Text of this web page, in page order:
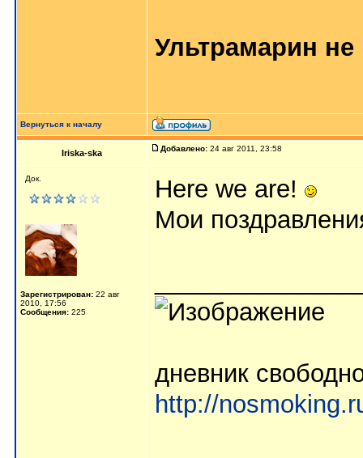
Ультрамарин не
Вернуться к началу
Iriska-ska Добавлено: 24 авг 2011, 23:58
Док.
Зарегистрирован: 22 авг
2010, 17:56
Сообщения: 225
Here we are!
Мои
дневник
http://